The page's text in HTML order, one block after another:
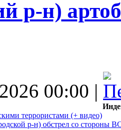
р-н)
00:00 |
террористами (+ видео)
р-н) обстрел со стороны